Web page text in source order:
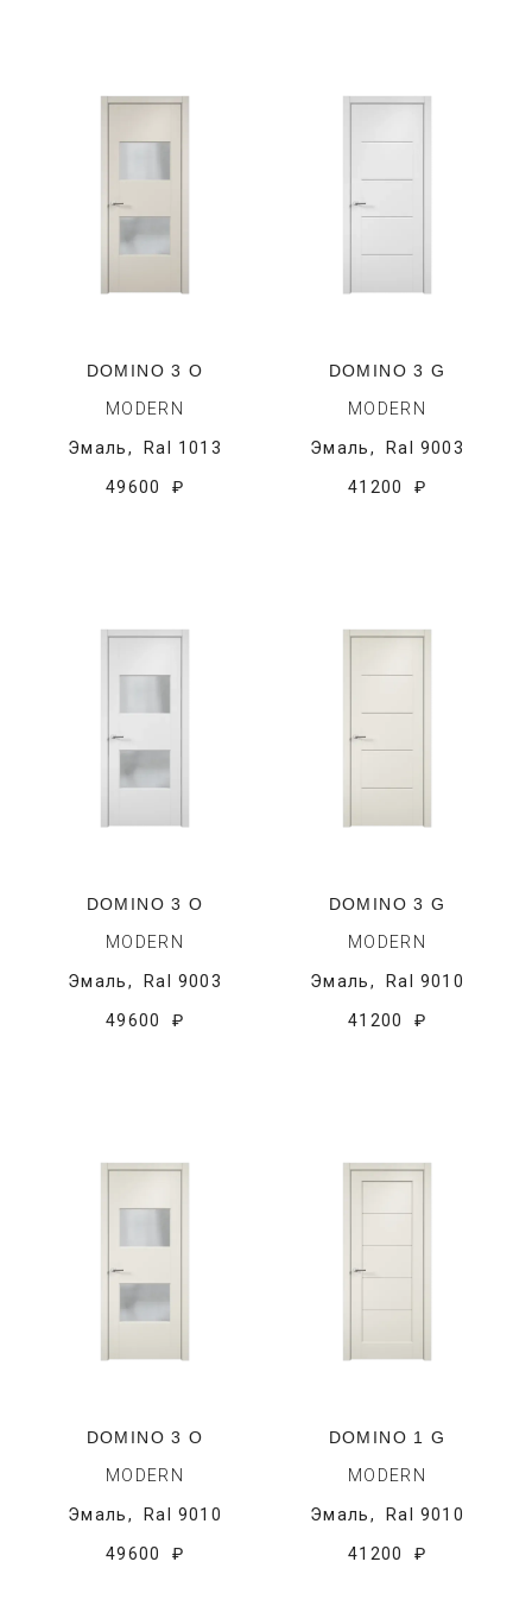
DOMINO 3 O
MODERN
Эмаль, Ral 1013
49600 ₽
DOMINO 3 G
MODERN
Эмаль, Ral 9003
41200 ₽
DOMINO 3 O
MODERN
Эмаль, Ral 9003
49600 ₽
DOMINO 3 G
MODERN
Эмаль, Ral 9010
41200 ₽
DOMINO 3 O
MODERN
Эмаль, Ral 9010
49600 ₽
DOMINO 1 G
MODERN
Эмаль, Ral 9010
41200 ₽